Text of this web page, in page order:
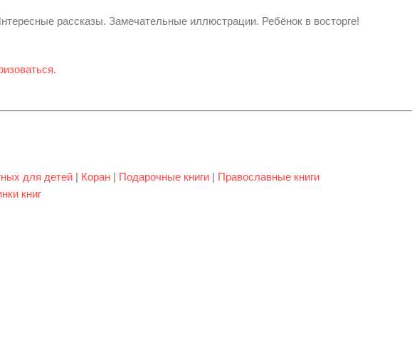
рассказы. Замечательные иллюстрации. Ребёнок в восторге!
.
для детей | Коран | Подарочные книги | Православные книги
книг